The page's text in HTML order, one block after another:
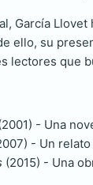
García
ello, su
lectores que
- Una
- Un
(2015) - Una